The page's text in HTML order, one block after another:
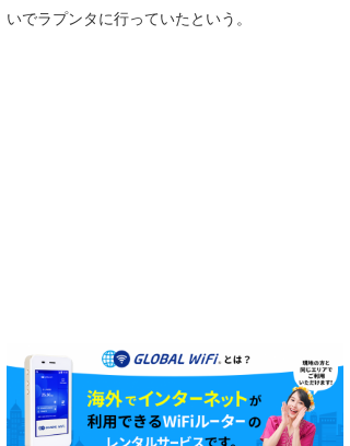
いでラプンタに行っていたという。